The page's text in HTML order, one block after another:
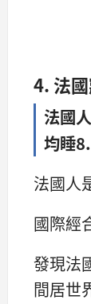
4. 法
法國
均睡
法國人
國際經
發現法
間居世